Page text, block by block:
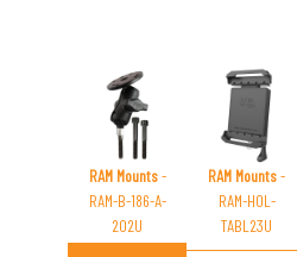
RAM Mounts-
RAM-B-186-A-
202U
RAM Mounts-
RAM-HOL-
TABL23U